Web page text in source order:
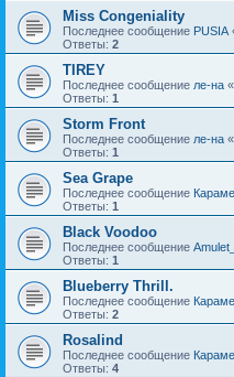
Miss Congeniality
Последнее сообщение PUSIA
Ответы: 2
TIREY
Последнее сообщение ле-на «
Ответы: 1
Storm Front
Последнее сообщение ле-на «
Ответы: 1
Sea Grape
Последнее сообщение
Ответы: 1
Black Voodoo
Последнее сообщение
Ответы: 1
Blueberry Thrill.
Последнее сообщение
Ответы: 2
Rosalind
Последнее сообщение
Ответы: 4